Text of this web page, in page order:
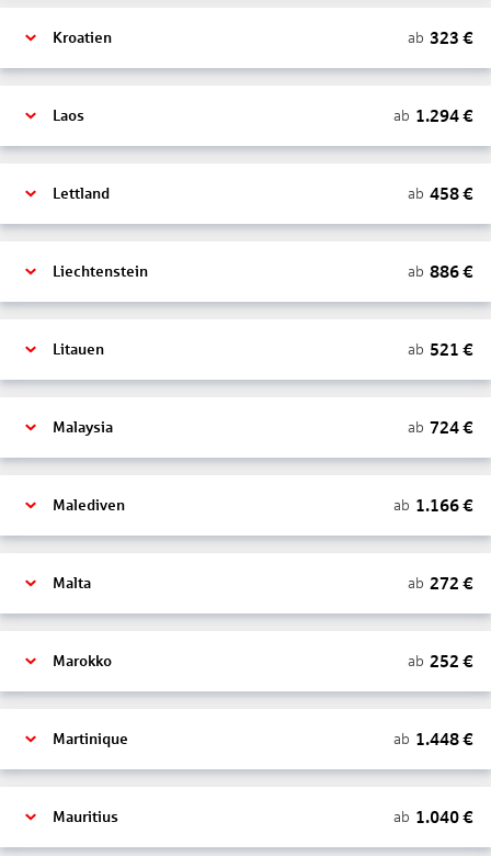
Kroatien ab 323 €
Laos ab 1.294€
Lettland ab 458€
Liechtenstein ab 886€
Litauen ab 521 €
Malaysia ab 724€
Malediven ab 1.166€
Malta ab 272 €
Marokko ab 252 €
Martinique ab 1.448€
Mauritius ab 1.040€